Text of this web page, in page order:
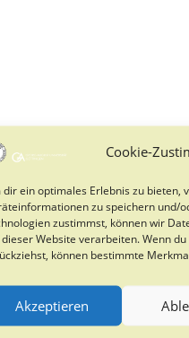
Cookie-
dir ein optimales Erlebnis zu bieten,
zu speichern und/
zustimmst, können wir
Website verarbeiten. Wenn
können bestimmte
Akzeptieren